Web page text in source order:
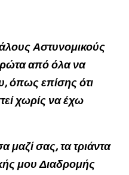
Αστυνομικούς
από όλα να
όπως επίσης ότι
χωρίς να έχω
μαζί σας, τα τριάντα
μου Διαδρομής